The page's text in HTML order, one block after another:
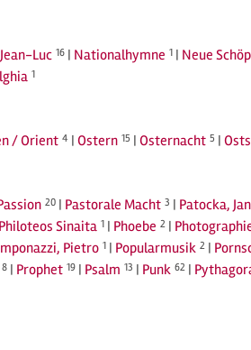
Luc 16 | Nationalhymne 1 | Neue
1
/ Orient 4 | Ostern 15 | Osternacht 5 |
20 | Pastorale Macht 3 | Patocka, Jan
Philoteos Sinaita 1 | Phoebe 2 |
Pietro 1 | Popularmusik 2 |
8 | Prophet 19 | Psalm 13 | Punk 62 |